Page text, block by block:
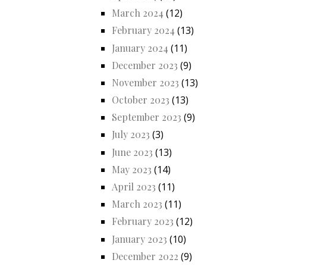
March 2024 (12)
February 2024 (13)
January 2024 (11)
December 2023 (9)
November 2023 (13)
October 2023 (13)
September 2023 (9)
July 2023 (3)
June 2023 (13)
May 2023 (14)
April 2023 (11)
March 2023 (11)
February 2023 (12)
January 2023 (10)
December 2022 (9)